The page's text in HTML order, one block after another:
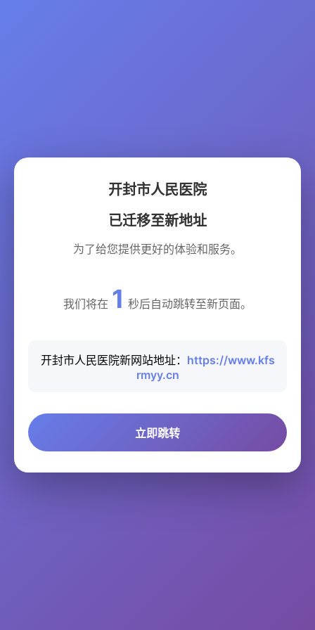
开封市人民医院
已迁移至新地址
为了给您提供更好的体验和服务。
我们将在 1 秒后自动跳转至新页面。
开封市人民医院新网站地址： https://www.kfs
rmyy.cn
立即跳转